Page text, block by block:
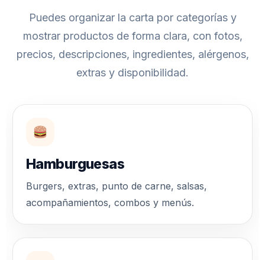
Puedes organizar la carta por categorías y
mostrar productos de forma clara, con fotos,
precios, descripciones, ingredientes, alérgenos,
extras y disponibilidad.
Hamburguesas
Burgers, extras, punto de carne, salsas,
acompañamientos, combos y menús.